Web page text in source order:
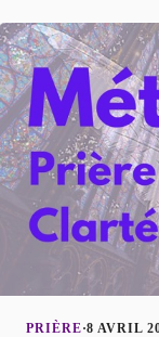
PRIÈRE·8 AVRIL